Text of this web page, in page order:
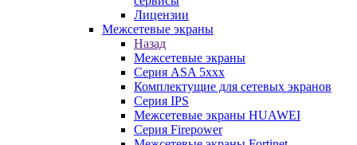
Лицензии
Межсетевые экраны
Назад
Межсетевые экраны
Серия ASA 5xxx
Комплектущие для сетевых экранов
Серия IPS
Межсетевые экраны HUAWEI
Серия Firepower